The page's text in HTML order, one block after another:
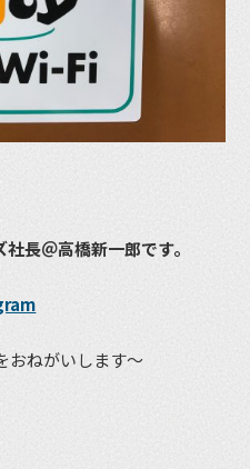
長＠高橋新一郎です。
おねがいします〜